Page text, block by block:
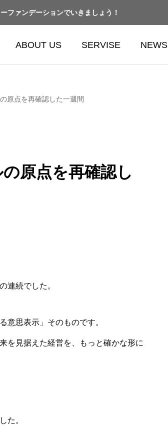
ファンデーションでいきましょう！
ABOUT US SERVISE NEWS
原点を再確認した一週間
原点を再確認し
連続でした。
意思表示」そのものです。
を見据えた経営を、もっと確かな形に
た。